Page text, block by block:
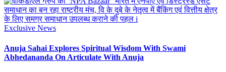
Exclusive News
Anuja Sahai Explores Spiritual Wisdom With Swami
Abhedananda On Articulate With Anuja